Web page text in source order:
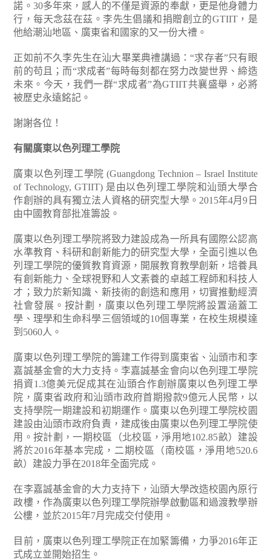
諾。30多年來，感人的不僅是資源的奉獻，更是他身體力
行，每天念茲在茲。李先生倡議和捐贈創立的GTIIT，是
他給潮汕地區、廣東省和國家的又一份大禮。
正如前不久李先生在汕大畢業典禮講過：“求存者”只有眼
前的苟且；而“求成者”每時每刻都在努力改變世界、締造
未來。今天，我們一群“求成者”為GTIIT共襄盛舉，必將
被歷史永遠銘記。
謝謝各位！
有關廣東以色列理工學院
廣東以色列理工學院 (Guangdong Technion – Israel Institute
of Technology, GTIIT) 是由以色列理工學院和汕頭大學合
作創辦的具有獨立法人資格的研究型大學。2015年4月9日
由中國教育部批准籌設。
廣東以色列理工學院將致力建設成為一所具有國際公認高
水準教育、科研和創新能力的研究型大學，全面引進以色
列理工學院的優質教育資源，開展教育教學創新，培養具
有創新能力、全球視野和人文素養的卓越工程師和科技人
才；致力於新知識、新技術的創造和應用，切實推動經濟
社會發展。按計劃，廣東以色列理工學院將設置涵蓋工
學、理學和生命科學三個領域的10個專業，在校生規模達
到5060人。
廣東以色列理工學院的籌建工作得到廣東省、汕頭市和李
嘉誠基金會的大力支持。李嘉誠基金會向以色列理工學院
捐資1.3億美元促成其在汕頭合作創辦廣東以色列理工學
院，廣東省政府和汕頭市政府首期撥款9億元人民幣，以
支持學院一期建設和初期運作。廣東以色列理工學院校園
建設由汕頭市政府負責，建成後由廣東以色列理工學院使
用。按計劃，一期校區（北校區，淨用地102.85畝）建設
將於2016年基本完成，二期校區（南校區，淨用地520.6
畝）建設力爭在2018年全面完成。
在李嘉誠基金會的大力支持下，汕頭大學改造校園內原行
政樓，作為廣東以色列理工學院辦學啟動區和過渡教學辦
公樓，並於2015年7月完成交付使用。
目前，廣東以色列理工學院正在加緊籌備，力爭2016年正
式成立並開始招生。